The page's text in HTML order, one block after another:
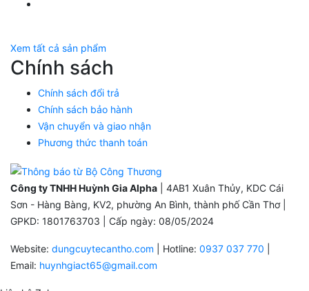
Xem tất cả sản phẩm
Chính sách
Chính sách đổi trả
Chính sách bảo hành
Vận chuyển và giao nhận
Phương thức thanh toán
Công ty TNHH Huỳnh Gia Alpha | 4AB1 Xuân Thủy, KDC Cái
Sơn - Hàng Bàng, KV2, phường An Bình, thành phố Cần Thơ |
GPKD: 1801763703 | Cấp ngày: 08/05/2024
Website: dungcuytecantho.com | Hotline: 0937 037 770
Email: huynhgiact65@gmail.com